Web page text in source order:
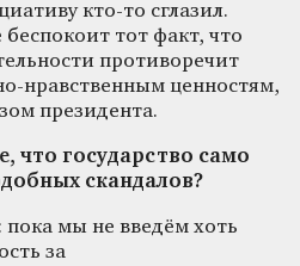
кто‑то сглазил.
тот факт, что
противоречит
ценностям,
президента.
что государство само
скандалов?
мы не введём хоть
за